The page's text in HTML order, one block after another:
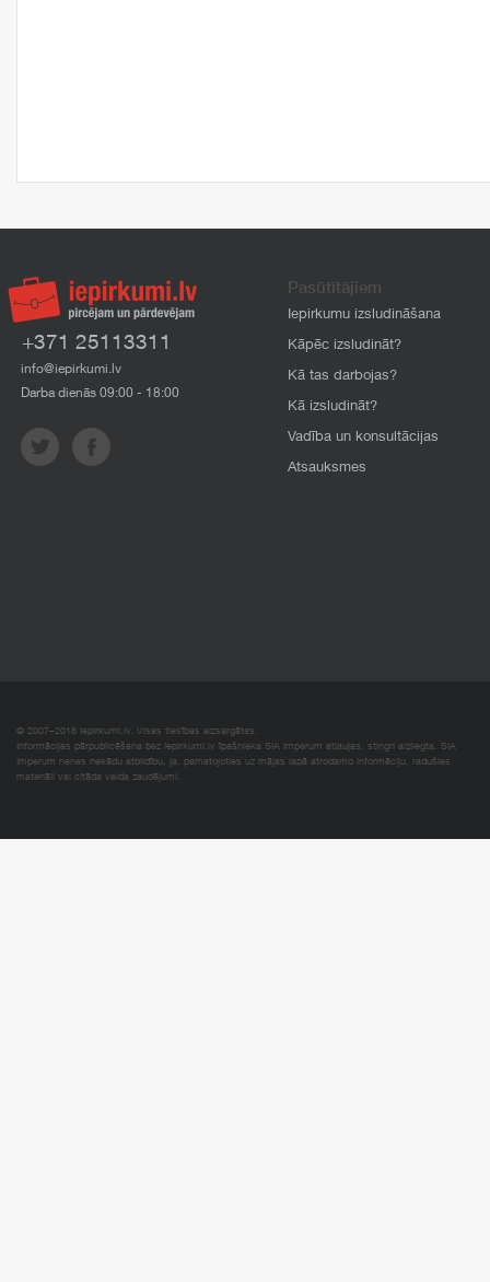
+371 25113311
info@iepirkumi.lv
Darba dienās 09:00 - 18:00
Pasūtītājiem
Iepirkumu izsludināšana
Kāpēc izsludināt?
Kā tas darbojas?
Kā izsludināt?
Vadība un konsultācijas
Atsauksmes
© 2007–2018 Iepirkumi.lv. Visas tiesības aizsargātas.
Informācijas pārpublicēšana bez iepirkumi.lv īpašnieka SIA Imperum atļaujas, stingri aizliegta. SIA
Imperum nenes nekādu atbildību, ja, pamatojoties uz mājas lapā atrodamo informāciju, radušies
materiāli vai citāda veida zaudējumi.